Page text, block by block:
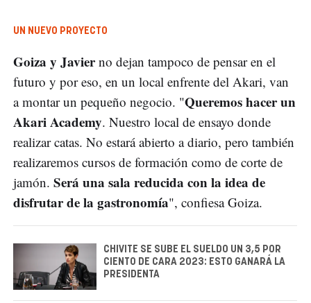
UN NUEVO PROYECTO
Goiza y Javierno dejan tampoco de pensar en el
futuro y por eso, en un local enfrente del Akari, van
a montar un pequeño negocio. "Queremos hacer un
Akari Academy. Nuestro local de ensayo donde
realizar catas. No estará abierto a diario, pero también
realizaremos cursos de formación como de corte de
jamón. Será una sala reducida con la idea de
disfrutar de la gastronomía", confiesa Goiza.
CHIVITE SE SUBE EL SUELDO UN 3,5 POR
CIENTO DE CARA 2023: ESTO GANARÁ LA
PRESIDENTA